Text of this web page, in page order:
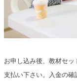
お申し込み後、教材セ
支払い下さい。入金の